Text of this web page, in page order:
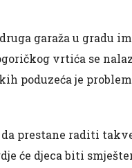
garaža u gradu
vrtića se
poduzeća je
prestane raditi
će djeca biti